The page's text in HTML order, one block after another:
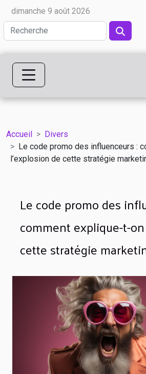
dimanche 9 août 2026
Accueil
Divers
Le code promo des influenceurs :
l’explosion de cette stratégie
Le code promo des
comment explique-t-
cette stratégie